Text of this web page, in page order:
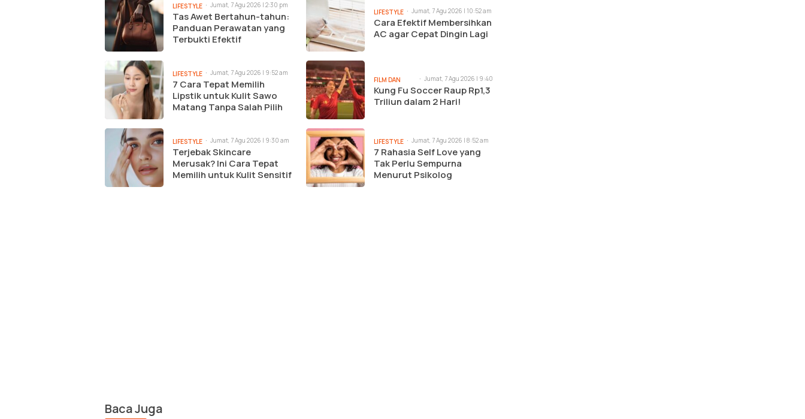
LIFESTYLE Jumat, 7 Agu 2026 | 2:30 pm
Tas Awet Bertahun-tahun:
Panduan Perawatan yang
Terbukti Efektif
LIFESTYLE Jumat, 7 Agu 2026 | 10:52 am
Cara Efektif Membersihkan
AC agar Cepat Dingin Lagi
LIFESTYLE Jumat, 7 Agu 2026 | 9:52 am
7 Cara Tepat Memilih
Lipstik untuk Kulit Sawo
Matang Tanpa Salah Pilih
FILM DAN
MUSIK
Jumat, 7 Agu 2026 | 9:40
am
Kung Fu Soccer Raup Rp1,3
Triliun dalam 2 Hari!
LIFESTYLE Jumat, 7 Agu 2026 | 9:30 am
Terjebak Skincare
Merusak? Ini Cara Tepat
Memilih untuk Kulit Sensitif
LIFESTYLE Jumat, 7 Agu 2026 | 8:52 am
7 Rahasia Self Love yang
Tak Perlu Sempurna
Menurut Psikolog
Baca Juga